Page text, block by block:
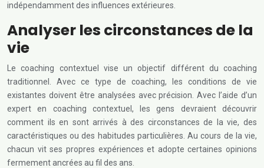
indépendamment des influences extérieures.
Analyser les circonstances de la
vie
Le coaching contextuel vise un objectif différent du coaching
traditionnel. Avec ce type de coaching, les conditions de vie
existantes doivent être analysées avec précision. Avec l’aide d’un
expert en coaching contextuel, les gens devraient découvrir
comment ils en sont arrivés à des circonstances de la vie, des
caractéristiques ou des habitudes particulières. Au cours de la vie,
chacun vit ses propres expériences et adopte certaines opinions
fermement ancrées au fil des ans.